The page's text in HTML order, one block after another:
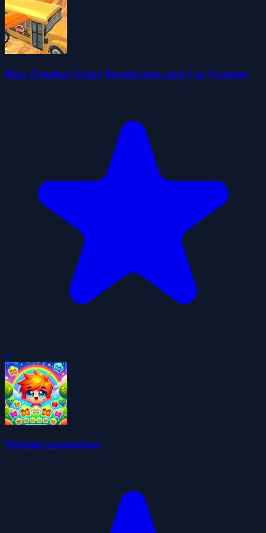
Max Crusher Crazy Destruction and Car Crashes
0
Sterrenverzamelaar